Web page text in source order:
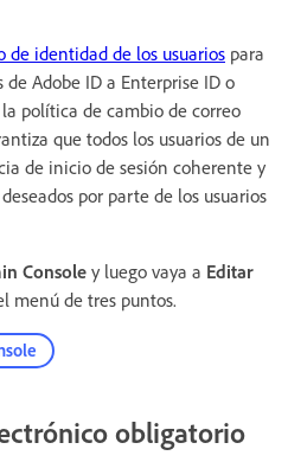
de identidad de los usuarios para
Adobe ID a Enterprise ID o
política de cambio de correo
que todos los usuarios de un
de inicio de sesión coherente y
por parte de los usuarios
Console y luego vaya a Editar
menú de tres puntos.
obligatorio